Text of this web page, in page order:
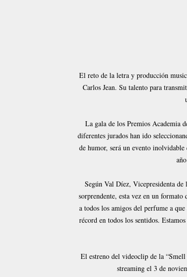
El reto de la letra y producción
Carlos Jean. Su talento para
La gala de los Premios Academia
diferentes jurados han ido
de humor, será un evento
Según Val Díez, Vicepresidenta
sorprendente, esta vez en un
a todos los amigos del perfume a
récord en todos los sentidos.
El estreno del videoclip de la “Smell
streaming el 3 de